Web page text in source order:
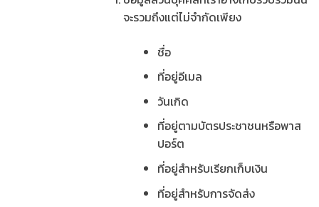
จะรวมถึงแต่ไม่จำกัดเพียง
ชื่อ
ที่อยู่อีเมล
วันเกิด
ที่อยู่ตามบัตรประชาชนหรือพาส
ปอร์ต
ที่อยู่สำหรับเรียกเก็บเงิน
ที่อยู่สำหรับการจัดส่ง